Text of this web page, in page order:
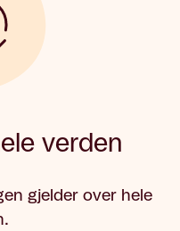
verden
gjelder over hele